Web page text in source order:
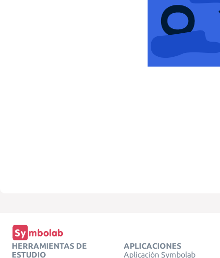
HERRAMIENTAS DE
ESTUDIO
APLICACIONES
Aplicación Symbolab